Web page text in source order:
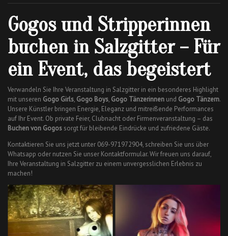
Gogos und Stripperinnen
buchen in Salzgitter – Für
ein Event, das begeistert
Verwandeln Sie Ihre Veranstaltung in Salzgitter in ein besonderes Highlight
mit unseren Gogo Girls, Gogo Boys, Gogo Tänzerinnen und Gogo Tänzern.
Unsere Künstler bringen Energie, Eleganz und mitreißende Performances
auf Ihr Event. Ob private Feier, Clubnacht oder Firmenveranstaltung – das
Buchen von Gogos sorgt für bleibende Eindrücke und zufriedene Gäste.
Kontaktieren Sie uns jetzt unter 069-971972904, schreiben Sie uns über
Whatsapp oder nutzen Sie unser Kontaktformular. Wir freuen uns darauf,
Ihre Veranstaltung in Salzgitter zu einem unvergesslichen Erlebnis zu
machen!